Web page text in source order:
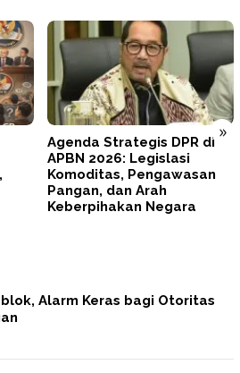
»
di
Tegas! Prabowo Minta
TNI–Polri Memperbaiki
dan Mengunci
Profesionalisme
Alarm Keras bagi Otoritas